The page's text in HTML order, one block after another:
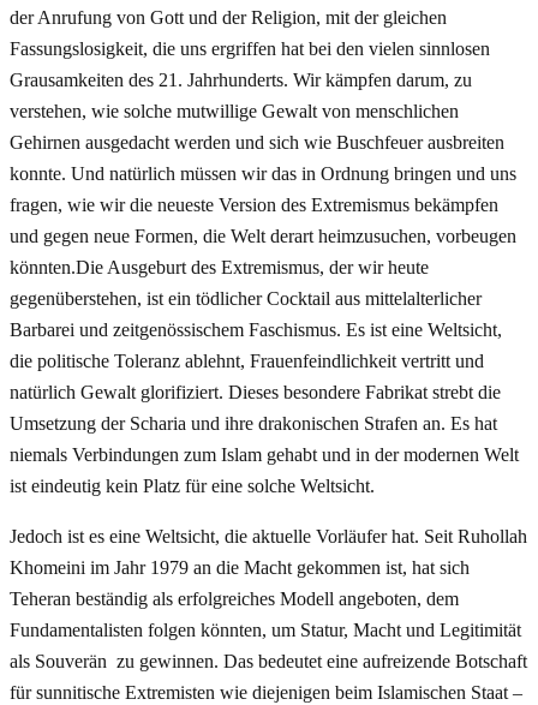
der Anrufung von Gott und der Religion, mit der gleichen
Fassungslosigkeit, die uns ergriffen hat bei den vielen sinnlosen
Grausamkeiten des 21. Jahrhunderts. Wir kämpfen darum, zu
verstehen, wie solche mutwillige Gewalt von menschlichen
Gehirnen ausgedacht werden und sich wie Buschfeuer ausbreiten
konnte. Und natürlich müssen wir das in Ordnung bringen und uns
fragen, wie wir die neueste Version des Extremismus bekämpfen
und gegen neue Formen, die Welt derart heimzusuchen, vorbeugen
könnten.Die Ausgeburt des Extremismus, der wir heute
gegenüberstehen, ist ein tödlicher Cocktail aus mittelalterlicher
Barbarei und zeitgenössischem Faschismus. Es ist eine Weltsicht,
die politische Toleranz ablehnt, Frauenfeindlichkeit vertritt und
natürlich Gewalt glorifiziert. Dieses besondere Fabrikat strebt die
Umsetzung der Scharia und ihre drakonischen Strafen an. Es hat
niemals Verbindungen zum Islam gehabt und in der modernen Welt
ist eindeutig kein Platz für eine solche Weltsicht.
Jedoch ist es eine Weltsicht, die aktuelle Vorläufer hat. Seit Ruhollah
Khomeini im Jahr 1979 an die Macht gekommen ist, hat sich
Teheran beständig als erfolgreiches Modell angeboten, dem
Fundamentalisten folgen könnten, um Statur, Macht und Legitimität
als Souverän zu gewinnen. Das bedeutet eine aufreizende Botschaft
für sunnitische Extremisten wie diejenigen beim Islamischen Staat –